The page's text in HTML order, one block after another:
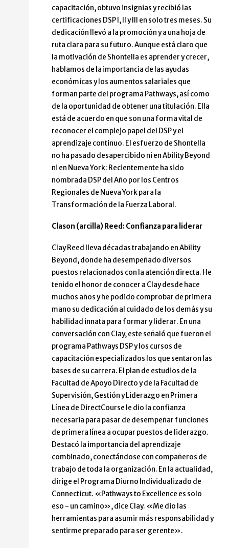
capacitación, obtuvo insignias y recibió las
certificaciones DSP I, II y III en solo tres meses. Su
dedicación llevó a la promoción y a una hoja de
ruta clara para su futuro. Aunque está claro que
la motivación de Shontella es aprender y crecer,
hablamos de la importancia de las ayudas
económicas y los aumentos salariales que
forman parte del programa Pathways, así como
de la oportunidad de obtener una titulación. Ella
está de acuerdo en que son una forma vital de
reconocer el complejo papel del DSP y el
aprendizaje continuo. El esfuerzo de Shontella
no ha pasado desapercibido ni en Ability Beyond
ni en Nueva York: Recientemente ha sido
nombrada DSP del Año por los Centros
Regionales de Nueva York para la
Transformación de la Fuerza Laboral.
Clason (arcilla) Reed: Confianza para liderar
Clay Reed lleva décadas trabajando en Ability
Beyond, donde ha desempeñado diversos
puestos relacionados con la atención directa. He
tenido el honor de conocer a Clay desde hace
muchos años y he podido comprobar de primera
mano su dedicación al cuidado de los demás y su
habilidad innata para formar y liderar. En una
conversación con Clay, este señaló que fueron el
programa Pathways DSP y los cursos de
capacitación especializados los que sentaron las
bases de su carrera. El plan de estudios de la
Facultad de Apoyo Directo y de la Facultad de
Supervisión, Gestión y Liderazgo en Primera
Línea de DirectCourse le dio la confianza
necesaria para pasar de desempeñar funciones
de primera línea a ocupar puestos de liderazgo.
Destacó la importancia del aprendizaje
combinado, conectándose con compañeros de
trabajo de toda la organización. En la actualidad,
dirige el Programa Diurno Individualizado de
Connecticut. «Pathways to Excellence es solo
eso - un camino», dice Clay. «Me dio las
herramientas para asumir más responsabilidad y
sentirme preparado para ser gerente».